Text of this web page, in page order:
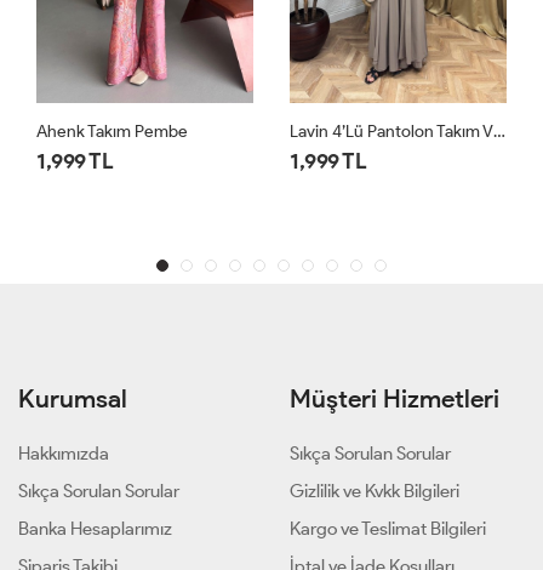
1,999 TL 1,999 TL
Kurumsal
Hakkımızda
Sıkça Sorulan Sorular
Banka Hesaplarımız
Müşteri Hizmetleri
Sıkça Sorulan Sorular
Gizlilik ve Kvkk Bilgileri
Kargo ve Teslimat Bilgileri